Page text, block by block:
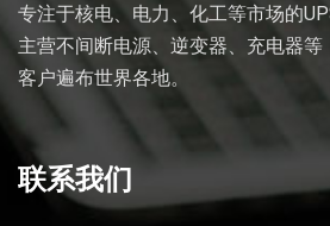
专注于核电、电力、化工等市场的
主营不间断电源、逆变器、充电器等
客户遍布世界各地。
联系我们